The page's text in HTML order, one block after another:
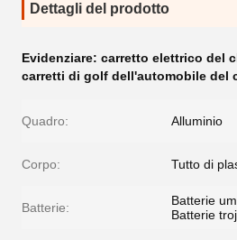
Dettagli del prodotto
Evidenziare: carretto elettrico del
carretti di golf dell'automobile del
Quadro: Alluminio
Corpo: Tutto di
Batterie:
Batterie
Batterie